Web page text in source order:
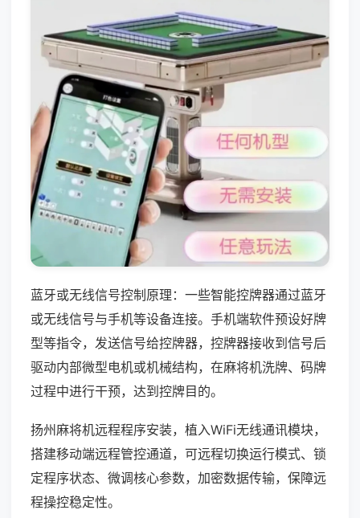
蓝牙或无线信号控制原理：一些智能控牌器通过蓝牙
或无线信号与手机等设备连接。手机端软件预设好牌
型等指令，发送信号给控牌器，控牌器接收到信号后
驱动内部微型电机或机械结构，在麻将机洗牌、码牌
过程中进行干预，达到控牌目的。
扬州麻将机远程程序安装，植入WiFi无线通讯模块，
搭建移动端远程管控通道，可远程切换运行模式、锁
定程序状态、微调核心参数，加密数据传输，保障远
程操控稳定性。